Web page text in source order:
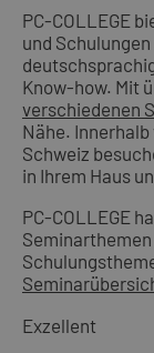
PC-COLLEGE
und
Know-how. Mit
verschiedenen
Nähe.
Schweiz
in Ihrem Haus
PC-COLLEGE
Exzellent